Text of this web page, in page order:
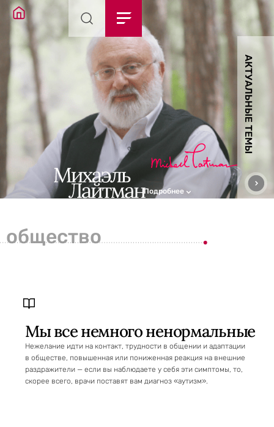
АКТУАЛЬНЫЕ ТЕМЫ
Подробнее
общество
Мы все немного ненормальные
Нежелание идти на контакт, трудности в общении и адаптации
в обществе, повышенная или пониженная реакция на внешние
раздражители — если вы наблюдаете у себя эти симптомы, то,
скорее всего, врачи поставят вам диагноз «аутизм».